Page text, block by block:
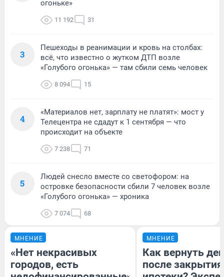
огоньке»
11 192 31
3
Пешеходы в реанимации и кровь на столбах:
всё, что известно о жутком ДТП возле
«Голубого огонька» — там сбили семь человек
8 094 15
4
«Материалов нет, зарплату не платят»: мост у
Телецентра не сдадут к 1 сентября — что
происходит на объекте
7 238 71
5
Людей снесло вместе со светофором: на
островке безопасности сбили 7 человек возле
«Голубого огонька» — хроника
7 074 68
МНЕНИЕ
«Нет некрасивых
городов, есть
МНЕНИЕ
Как вернуть
после закрытия